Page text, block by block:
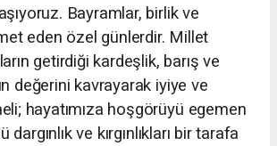
Bayramlar, birlik ve
eden özel günlerdir. Millet
getirdiği kardeşlik, barış ve
değerini kavrayarak iyiye ve
hayatımıza hoşgörüyü egemen
dargınlık ve kırgınlıkları bir tarafa